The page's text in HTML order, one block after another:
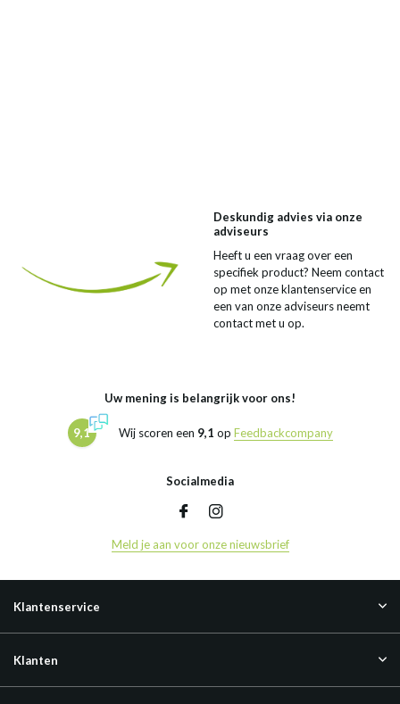
Deskundig advies via onze
adviseurs
Heeft u een vraag over een
specifiek product? Neem contact
op met onze klantenservice en
een van onze adviseurs neemt
contact met u op.
Uw mening is belangrijk voor ons!
9,1 Wij scoren een 9,1 op Feedbackcompany
Socialmedia
Meld je aan voor onze nieuwsbrief
Klantenservice
Klanten